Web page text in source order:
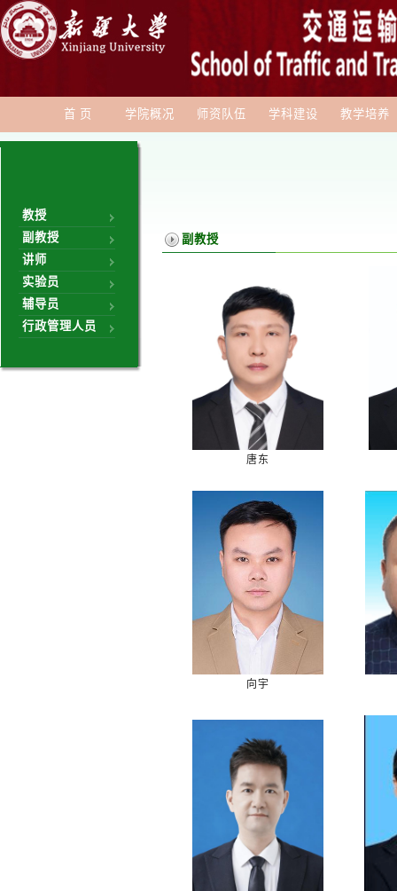
首 页 学院概况 师资队伍 学科建设 教学培养
教授
副教授
讲师
实验员
辅导员
行政管理人员
副教授
唐东
向宇